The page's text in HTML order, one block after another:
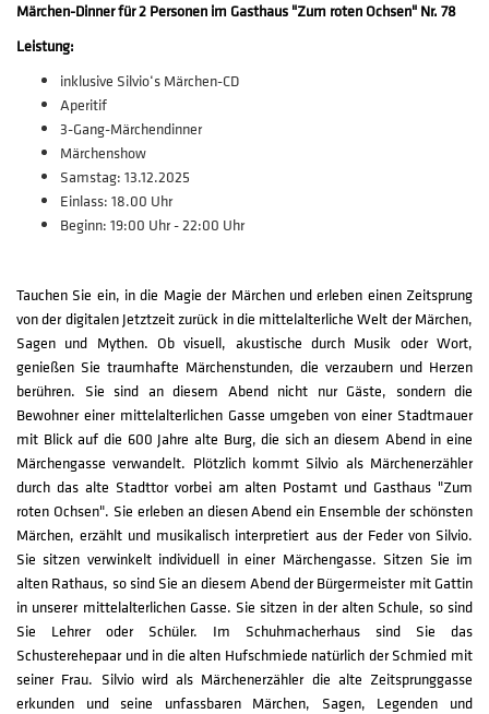
Märchen-Dinner für 2 Personen im Gasthaus "Zum roten Ochsen" Nr. 78
Leistung:
inklusive Silvio‘s Märchen-CD
Aperitif
3-Gang-Märchendinner
Märchenshow
Samstag: 13.12.2025
Einlass: 18.00 Uhr
Beginn: 19:00 Uhr - 22:00 Uhr
Tauchen Sie ein, in die Magie der Märchen und erleben einen Zeitsprung
von der digitalen Jetztzeit zurück in die mittelalterliche Welt der Märchen,
Sagen und Mythen. Ob visuell, akustische durch Musik oder Wort,
genießen Sie traumhafte Märchenstunden, die verzaubern und Herzen
berühren. Sie sind an diesem Abend nicht nur Gäste, sondern die
Bewohner einer mittelalterlichen Gasse umgeben von einer Stadtmauer
mit Blick auf die 600 Jahre alte Burg, die sich an diesem Abend in eine
Märchengasse verwandelt. Plötzlich kommt Silvio als Märchenerzähler
durch das alte Stadttor vorbei am alten Postamt und Gasthaus "Zum
roten Ochsen". Sie erleben an diesen Abend ein Ensemble der schönsten
Märchen, erzählt und musikalisch interpretiert aus der Feder von Silvio.
Sie sitzen verwinkelt individuell in einer Märchengasse. Sitzen Sie im
alten Rathaus, so sind Sie an diesem Abend der Bürgermeister mit Gattin
in unserer mittelalterlichen Gasse. Sie sitzen in der alten Schule, so sind
Sie Lehrer oder Schüler. Im Schuhmacherhaus sind Sie das
Schusterehepaar und in die alten Hufschmiede natürlich der Schmied mit
seiner Frau. Silvio wird als Märchenerzähler die alte Zeitsprunggasse
erkunden und seine unfassbaren Märchen, Sagen, Legenden und